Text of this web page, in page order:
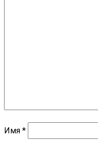
Имя *